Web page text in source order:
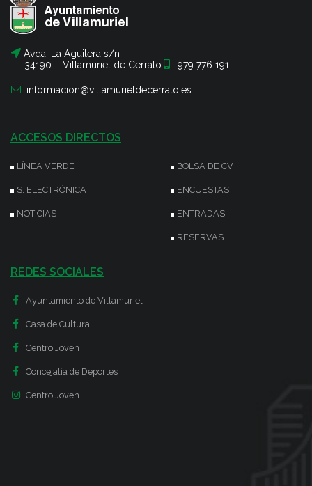
Avda. La Aguilera s/n
34190 – Villamuriel de Cerrato
979 776 191
informacion@villamurieldecerrato.es
ACCESOS DIRECTOS
LÍNEA VERDE
S. ELECTRÓNICA
NOTICIAS
BOLSA DE CV
ENCUESTAS
ENTRADAS
RESERVAS
REDES SOCIALES
Ayuntamiento de Villamuriel
Casa de Cultura
Centro Joven
Concejalía de Deportes
Centro Joven